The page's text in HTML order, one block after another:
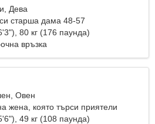
Дева
старша дама 48-57
80 кг (176 паунда)
връзка
Овен
жена, която търси приятели
49 кг (108 паунда)